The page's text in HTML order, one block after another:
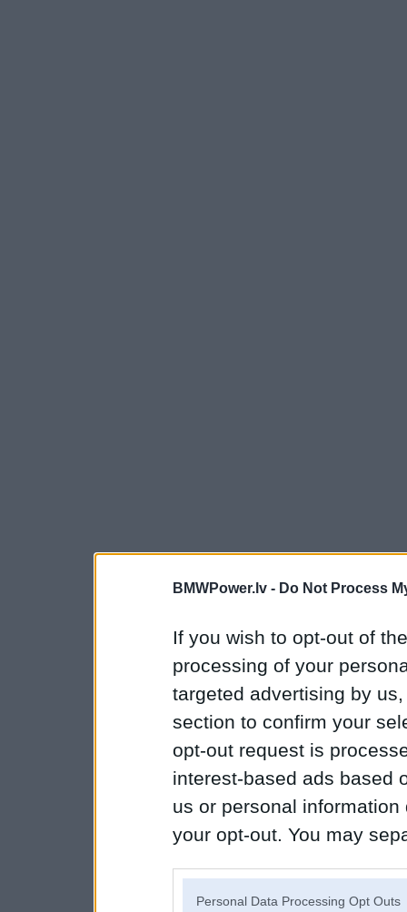
BMWPower.lv - Do Not Process
If you wish to opt-out of
processing of your
targeted advertising by
section to confirm your
opt-out request is
interest-based ads based
us or personal
your opt-out. You may
Personal Data Processing Opt Outs